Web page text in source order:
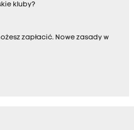
kluby?
zapłacić. Nowe zasady w